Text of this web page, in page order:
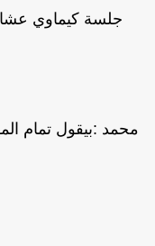
جلسة كيماوي عشان
محمد :بيقول تمام